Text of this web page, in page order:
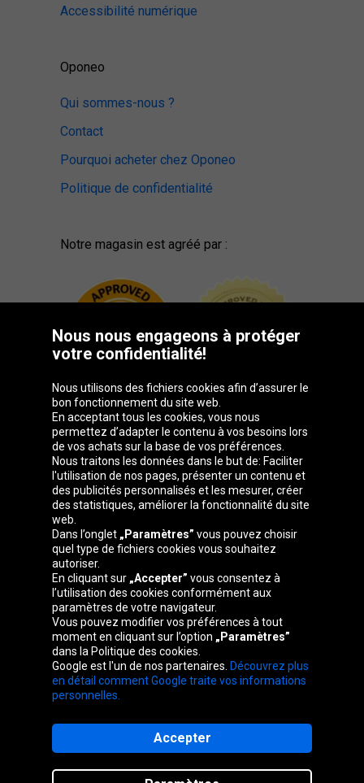
Accessibilité numérique
Oponeo
Qui sommes-nous ?
Contact
Pourquoi acheter chez Oponeo
Politique de confidentialité
Notre magasin est agréé par :
Groupe Oponeo
Česká
republika
Deutschland Éire España
France Italia Magyarország Nederland
Österreich Polska
Slovenská
republika
United
Kingdom
Plan du site
Nous nous engageons à protéger
votre confidentialité!
Nous utilisons des fichiers cookies afin d’assurer le
bon fonctionnement du site web.
En acceptant tous les cookies, vous nous
permettez d’adapter le contenu à vos besoins lors
de vos achats sur la base de vos préférences.
Nous traitons les données dans le but de: Faciliter
l'utilisation de nos pages, présenter un contenu et
des publicités personnalisés et les mesurer, créer
des statistiques, améliorer la fonctionnalité du site
web.
Dans l’onglet „Paramètres” vous pouvez choisir
quel type de fichiers cookies vous souhaitez
autoriser.
En cliquant sur „Accepter” vous consentez à
l’utilisation des cookies conformément aux
paramètres de votre navigateur.
Vous pouvez modifier vos préférences à tout
moment en cliquant sur l’option „Paramètres”
dans la Politique des cookies.
Google est l'un de nos partenaires. Découvrez plus
en détail comment Google traite vos informations
personnelles.
Accepter